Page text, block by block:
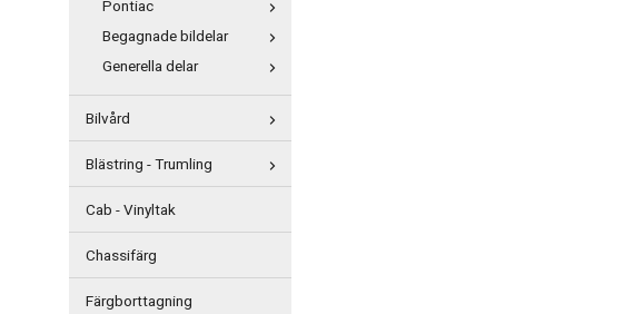
Pontiac
Begagnade bildelar
Generella delar
Bilvård
Blästring - Trumling
Cab - Vinyltak
Chassifärg
Färgborttagning